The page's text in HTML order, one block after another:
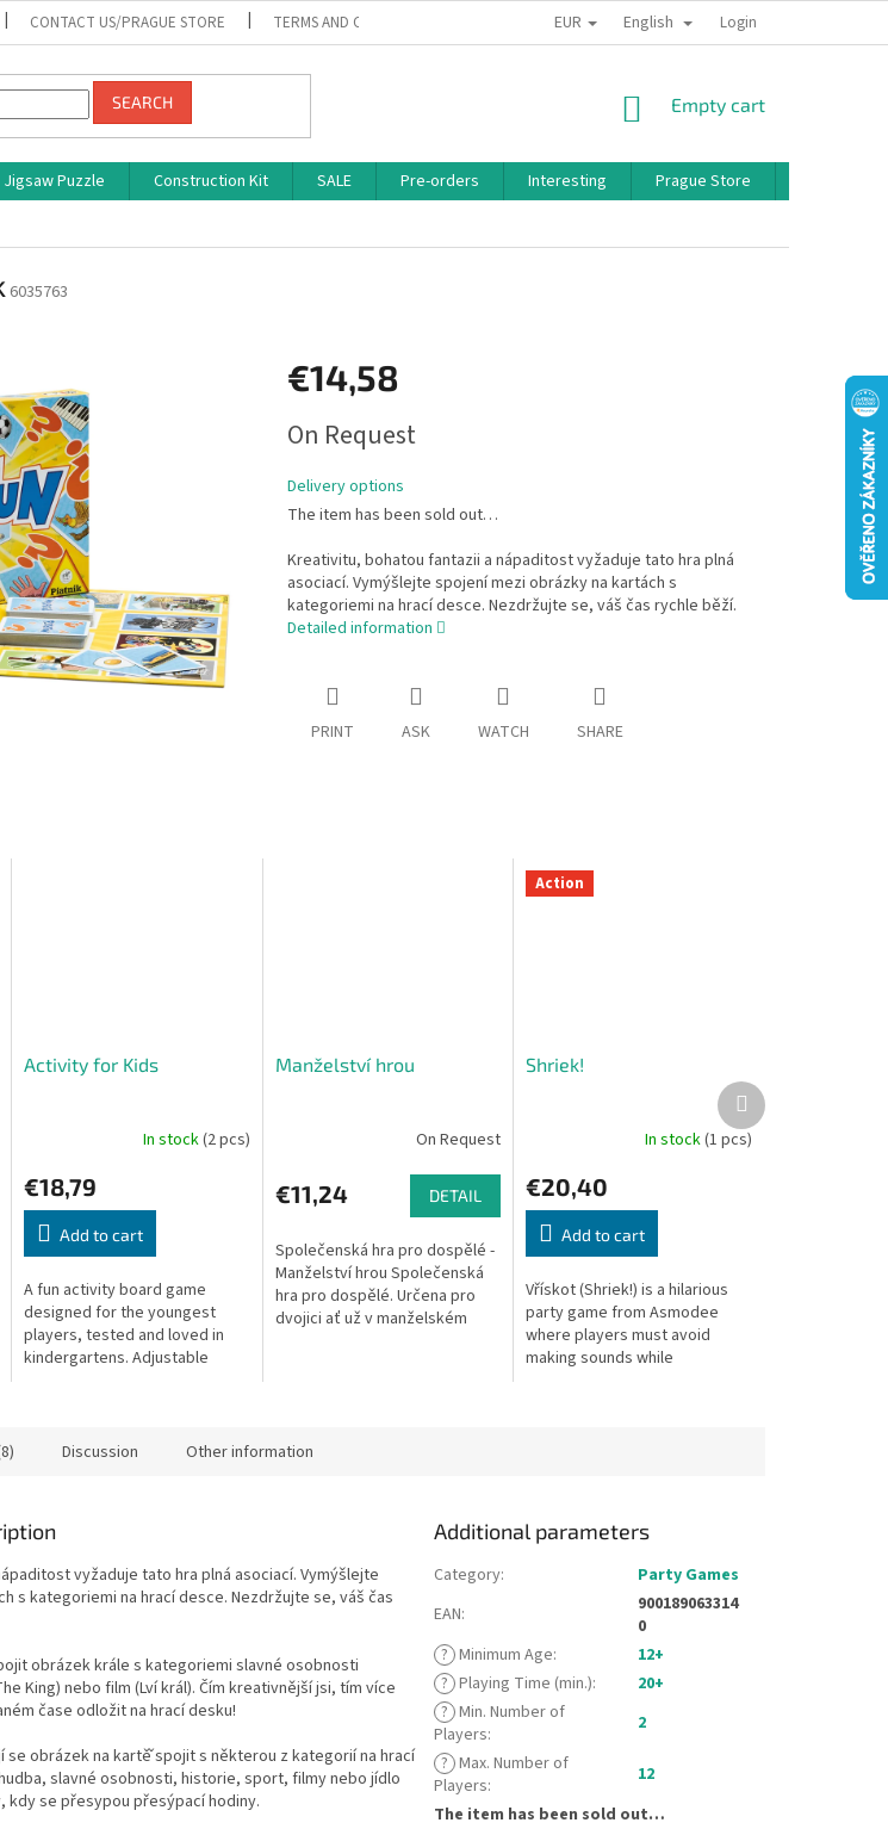
CONTACT US/PRAGUE STORE TERMS AND CONDITIONS PRIVACY POLICY BONUS PROGRAM
EUR English Login
SEARCH
SHOPPING
Empty cart
Jigsaw Puzzle Construction Kit SALE Pre-orders Interesting Prague Store
6035763
€14,58
price:
On Request
Delivery options
The item has been sold out…
Kreativitu, bohatou fantazii a nápaditost vyžaduje tato hra plná
asociací. Vymýšlejte spojení mezi obrázky na kartách s
kategoriemi na hrací desce. Nezdržujte se, váš čas rychle běží.
Detailed information
PRINT ASK WATCH SHARE
Activity for Kids
In stock(2 pcs)
€18,79
Add to cart
A fun activity board game
designed for the youngest
players, tested and loved in
kindergartens. Adjustable
Manželství hrou
On Request
€11,24 DETAIL
Společenská hra pro dospělé -
Manželství hrou Společenská
hra pro dospělé. Určena pro
dvojici ať už v manželském
Action
Shriek!
In stock(1 pcs)
€20,40
Add to cart
Vřískot (Shriek!) is a hilarious
party game from Asmodee
where players must avoid
making sounds while
Next
product
Discussion Other information
vyžaduje tato hra plná asociací. Vymýšlejte
s kategoriemi na hrací desce. Nezdržujte se, váš čas
obrázek krále s kategoriemi slavné osobnosti
King) nebo film (Lví král). Čím kreativnější jsi, tím více
čase odložit na hrací desku!
se obrázek na kartě̌ spojit s některou z kategorií na hrací
slavné osobnosti, historie, sport, filmy nebo jídlo
kdy se přesypou přesýpací hodiny.
Additional parameters
Category:
Party Games
EAN:
900189063314
0
? Minimum Age:
12+
? Playing Time (min.):
20+
? Min. Number of
Players:
2
? Max. Number of
Players:
12
The item has been sold out…